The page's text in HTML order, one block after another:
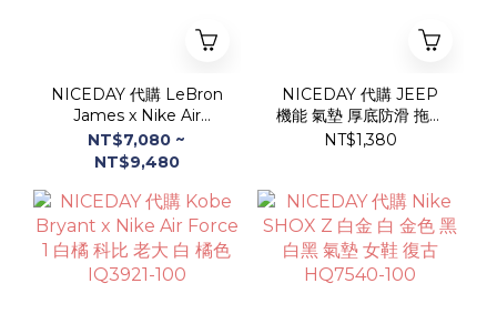
NICEDAY 代購 LeBron
James x Nike Air
Force 1 Beijing 北京 白
冰底 AF1 詹姆斯
NT$7,080 ~
NT$9,480
NICEDAY 代購 JEEP
機能 氣墊 厚底防滑 拖鞋
男女同款 茉綠 淺綠 奶茶
NT$1,380